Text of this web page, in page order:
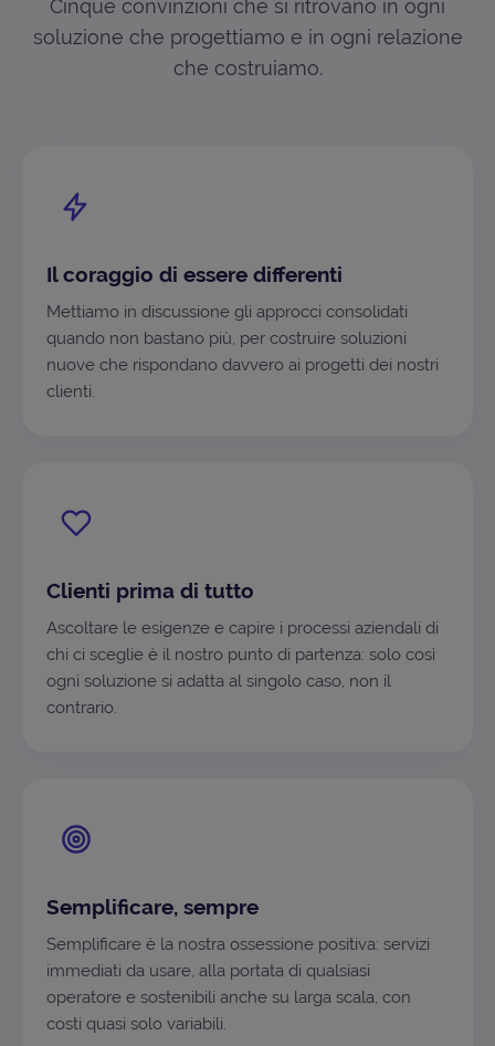
Cinque convinzioni che si ritrovano in ogni
soluzione che progettiamo e in ogni relazione
che costruiamo.
Il coraggio di essere differenti
Mettiamo in discussione gli approcci consolidati
quando non bastano più, per costruire soluzioni
nuove che rispondano davvero ai progetti dei nostri
clienti.
Clienti prima di tutto
Ascoltare le esigenze e capire i processi aziendali di
chi ci sceglie è il nostro punto di partenza: solo così
ogni soluzione si adatta al singolo caso, non il
contrario.
Semplificare, sempre
Semplificare è la nostra ossessione positiva: servizi
immediati da usare, alla portata di qualsiasi
operatore e sostenibili anche su larga scala, con
costi quasi solo variabili.